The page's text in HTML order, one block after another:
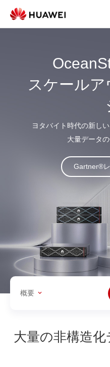
スケール
ヨタバイト時代の新し
大量データ
Gartner®
概要
大量の非構造